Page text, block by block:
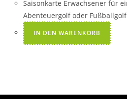
Saisonkarte Erwachsener für
Abenteuergolf oder
IN DEN WARENKORB